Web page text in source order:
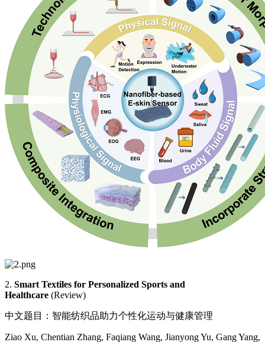
2. Smart Textiles for Personalized Sports and
Healthcare (Review)
中文题目：智能纺织品助力个性化运动与健康管理
Ziao Xu, Chentian Zhang, Faqiang Wang, Jianyong Yu, Gang Yang,